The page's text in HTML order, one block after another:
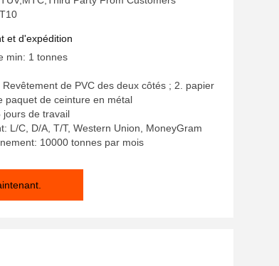
et d'expédition
min: 1 tonnes
de PVC des deux côtés ; 2. papier
paquet de ceinture en métal
jours de travail
L/C, D/A, T/T, Western Union, MoneyGram
10000 tonnes par mois